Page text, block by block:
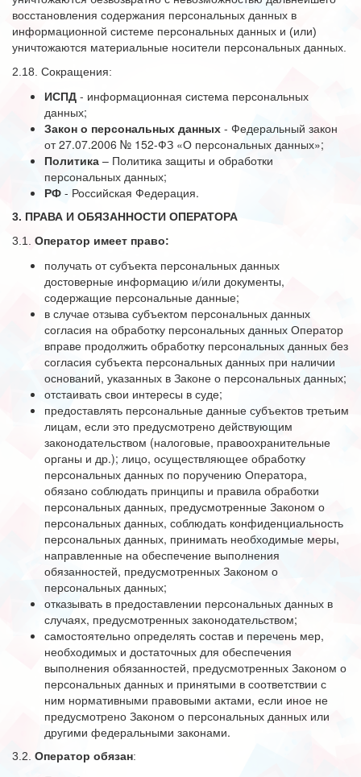
восстановления содержания персональных данных в
информационной системе персональных данных и (или)
уничтожаются материальные носители персональных данных.
2.18. Сокращения:
ИСПД - информационная система персональных
данных;
Закон о персональных данных - Федеральный закон
от 27.07.2006 № 152-ФЗ «О персональных данных»;
Политика – Политика защиты и обработки
персональных данных;
РФ - Российская Федерация.
3. ПРАВА И ОБЯЗАННОСТИ ОПЕРАТОРА
3.1. Оператор имеет право:
получать от субъекта персональных данных
достоверные информацию и/или документы,
содержащие персональные данные;
в случае отзыва субъектом персональных данных
согласия на обработку персональных данных Оператор
вправе продолжить обработку персональных данных без
согласия субъекта персональных данных при наличии
оснований, указанных в Законе о персональных данных;
отстаивать свои интересы в суде;
предоставлять персональные данные субъектов третьим
лицам, если это предусмотрено действующим
законодательством (налоговые, правоохранительные
органы и др.); лицо, осуществляющее обработку
персональных данных по поручению Оператора,
обязано соблюдать принципы и правила обработки
персональных данных, предусмотренные Законом о
персональных данных, соблюдать конфиденциальность
персональных данных, принимать необходимые меры,
направленные на обеспечение выполнения
обязанностей, предусмотренных Законом о
персональных данных;
отказывать в предоставлении персональных данных в
случаях, предусмотренных законодательством;
самостоятельно определять состав и перечень мер,
необходимых и достаточных для обеспечения
выполнения обязанностей, предусмотренных Законом о
персональных данных и принятыми в соответствии с
ним нормативными правовыми актами, если иное не
предусмотрено Законом о персональных данных или
другими федеральными законами.
3.2. Оператор обязан: